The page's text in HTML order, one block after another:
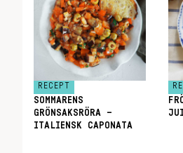
RECEPT
SOMMARENS
GRÖNSAKSRÖRA –
ITALIENSK CAPONATA